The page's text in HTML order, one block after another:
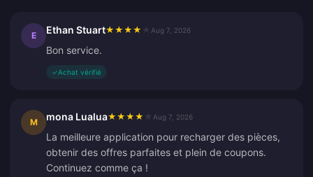
E Ethan Stuart★ ★ ★ ★ Aug 7, 2026
Bon service.
✓Achat vérifié
M mona Lualua★ ★ ★ ★ Aug 7, 2026
La meilleure application pour recharger des pièces,
obtenir des offres parfaites et plein de coupons.
Continuez comme ça !